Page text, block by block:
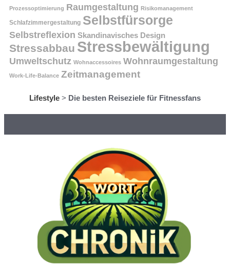
Prozessoptimierung Raumgestaltung Risikomanagement
Schlafzimmergestaltung Selbstfürsorge
Selbstreflexion Skandinavisches Design
Stressabbau Stressbewältigung
Umweltschutz Wohnaccessoires Wohnraumgestaltung
Work-Life-Balance Zeitmanagement
Lifestyle > Die besten Reiseziele für Fitnessfans